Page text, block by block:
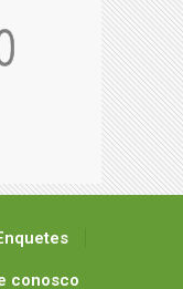
conosco